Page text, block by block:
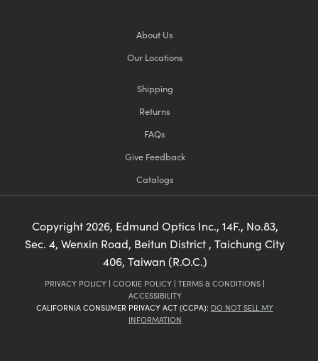
About Us
Our Locations
Shipping
Returns
FAQs
Give Feedback
Catalogs
Copyright 2026, Edmund Optics Inc., 14F., No.83,
Sec. 4, Wenxin Road, Beitun District , Taichung City
406, Taiwan (R.O.C.)
PRIVACY POLICY | COOKIE POLICY | TERMS & CONDITIONS |
ACCESSIBILITY
CALIFORNIA CONSUMER PRIVACY ACT (CCPA): DO NOT SELL MY
INFORMATION